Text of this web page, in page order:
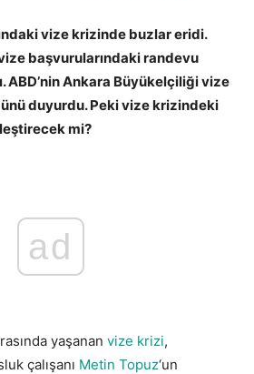
vize krizinde buzlar eridi.
vize başvurularındaki randevu
ABD’nin Ankara Büyükelçiliği vize
duyurdu. Peki vize krizindeki
mi?
ad
yaşanan vize krizi,
çalışanı Metin Topuz‘un